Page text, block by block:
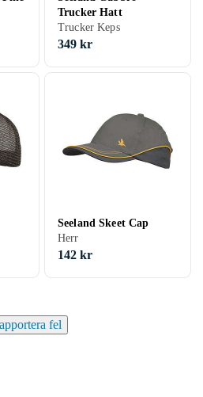
Trucker Hatt
Trucker Keps
349 kr
Seeland Skeet Cap
Herr
142 kr
fel